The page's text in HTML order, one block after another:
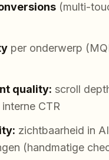
(multi-
per onderwerp
quality: scroll
CTR
zichtbaarheid in
(handmatige